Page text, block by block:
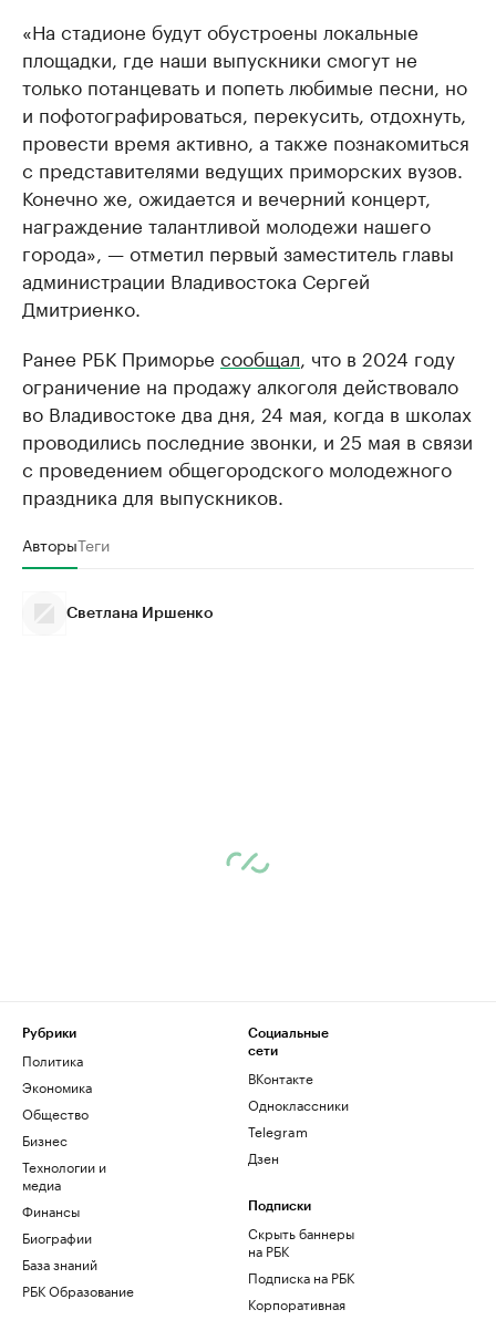
«На стадионе будут обустроены локальные
площадки, где наши выпускники смогут не
только потанцевать и попеть любимые песни, но
и пофотографироваться, перекусить, отдохнуть,
провести время активно, а также познакомиться
с представителями ведущих приморских вузов.
Конечно же, ожидается и вечерний концерт,
награждение талантливой молодежи нашего
города», — отметил первый заместитель главы
администрации Владивостока Сергей
Дмитриенко.
Ранее РБК Приморье сообщал , что в 2024 году
ограничение на продажу алкоголя действовало
во Владивостоке два дня, 24 мая, когда в школах
проводились последние звонки, и 25 мая в связи
с проведением общегородского молодежного
праздника для выпускников.
АвторыТеги
Светлана Иршенко
Рубрики
Политика
Экономика
Общество
Бизнес
Технологии и
медиа
Финансы
Биографии
База знаний
РБК Образование
Социальные
сети
ВКонтакте
Одноклассники
Telegram
Дзен
Подписки
Скрыть баннеры
на РБК
Подписка на РБК
Корпоративная